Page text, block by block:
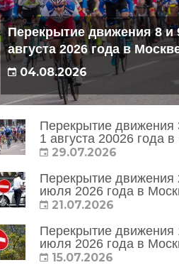
Перекрытие движения 8 и
августа 2026 года в
04.08.2026
Перекрытие движения
1 августа 20026 года
29.07.2026
Перекрытие движения
июля 2026 года в
21.07.2026
Перекрытие движения
июля 2026 года в
15.07.2026